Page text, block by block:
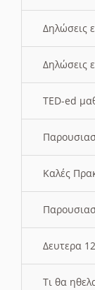
Δηλώσεις
Δηλώσεις
TED-ed
Καλές
Δευτερα
Τι θα